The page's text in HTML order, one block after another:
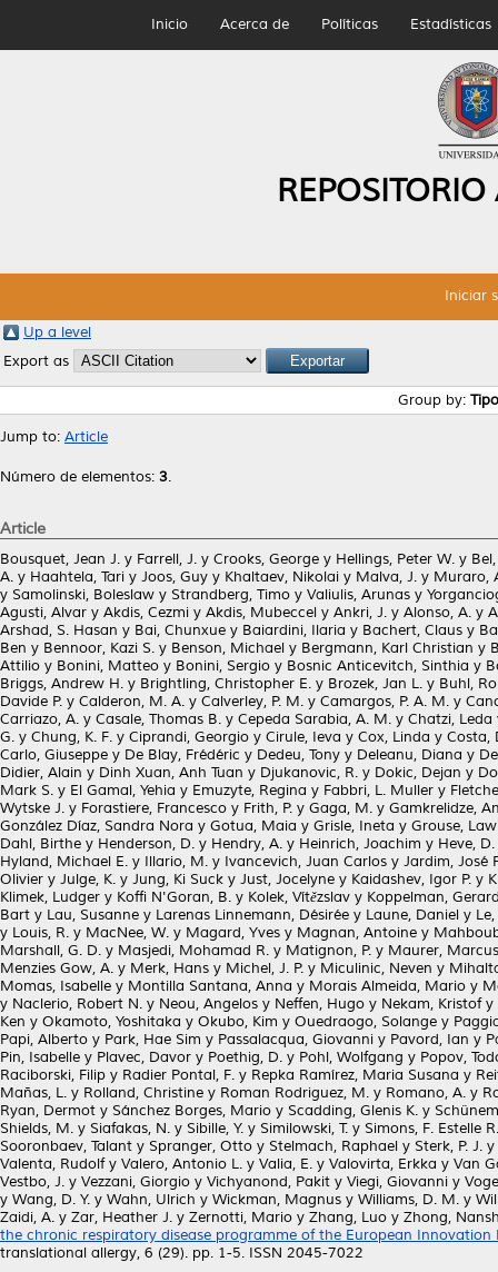
Inicio Acerca de Políticas Estadísticas
Iniciar
Up a level
Export as
Group by:
Jump to: Article
Número de elementos: 3.
Article
Bousquet, Jean J. y Farrell, J. y Crooks, George y Hellings, Peter W. y
A. y Haahtela, Tari y Joos, Guy y Khaltaev, Nikolai y Malva, J. y Muraro,
y Samolinski, Boleslaw y Strandberg, Timo y Valiulis, Arunas y
Agusti, Alvar y Akdis, Cezmi y Akdis, Mubeccel y Ankri, J. y Alonso, A. y
Arshad, S. Hasan y Bai, Chunxue y Baiardini, Ilaria y Bachert, Claus y
Ben y Bennoor, Kazi S. y Benson, Michael y Bergmann, Karl Christian y
Attilio y Bonini, Matteo y Bonini, Sergio y Bosnic Anticevitch, Sinthia y
Briggs, Andrew H. y Brightling, Christopher E. y Brozek, Jan L. y Buhl,
Davide P. y Calderon, M. A. y Calverley, P. M. y Camargos, P. A. M. y
Carriazo, A. y Casale, Thomas B. y Cepeda Sarabia, A. M. y Chatzi, Leda
G. y Chung, K. F. y Ciprandi, Georgio y Cirule, Ieva y Cox, Linda y Costa,
Carlo, Giuseppe y De Blay, Frédéric y Dedeu, Tony y Deleanu, Diana y
Didier, Alain y Dinh Xuan, Anh Tuan y Djukanovic, R. y Dokic, Dejan y
Mark S. y El Gamal, Yehia y Emuzyte, Regina y Fabbri, L. Muller y
Wytske J. y Forastiere, Francesco y Frith, P. y Gaga, M. y Gamkrelidze,
González Díaz, Sandra Nora y Gotua, Maia y Grisle, Ineta y Grouse,
Dahl, Birthe y Henderson, D. y Hendry, A. y Heinrich, Joachim y Heve, D.
Hyland, Michael E. y Illario, M. y Ivancevich, Juan Carlos y Jardim, José
Olivier y Julge, K. y Jung, Ki Suck y Just, Jocelyne y Kaidashev, Igor P. y
Klimek, Ludger y Koffi N'Goran, B. y Kolek, Vítězslav y Koppelman,
Bart y Lau, Susanne y Larenas Linnemann, Désirée y Laune, Daniel y Le,
y Louis, R. y MacNee, W. y Magard, Yves y Magnan, Antoine y
Marshall, G. D. y Masjedi, Mohamad R. y Matignon, P. y Maurer, Marcus
Menzies Gow, A. y Merk, Hans y Michel, J. P. y Miculinic, Neven y
Momas, Isabelle y Montilla Santana, Anna y Morais Almeida, Mario y
y Naclerio, Robert N. y Neou, Angelos y Neffen, Hugo y Nekam, Kristofy
Ken y Okamoto, Yoshitaka y Okubo, Kim y Ouedraogo, Solange y
Papi, Alberto y Park, Hae Sim y Passalacqua, Giovanni y Pavord, Ian y
Pin, Isabelle y Plavec, Davor y Poethig, D. y Pohl, Wolfgang y Popov,
Raciborski, Filip y Radier Pontal, F. y Repka Ramírez, Maria Susana y
Mañas, L. y Rolland, Christine y Roman Rodriguez, M. y Romano, A. y
Ryan, Dermot y Sánchez Borges, Mario y Scadding, Glenis K. y
Shields, M. y Siafakas, N. y Sibille, Y. y Similowski, T. y Simons, F. Estelle R.
Sooronbaev, Talant y Spranger, Otto y Stelmach, Raphael y Sterk, P. J. y
Valenta, Rudolfy Valero, Antonio L. y Valia, E. y Valovirta, Erkka y Van
Vestbo, J. y Vezzani, Giorgio y Vichyanond, Pakit y Viegi, Giovanni y
y Wang, D. Y. y Wahn, Ulrich y Wickman, Magnus y Williams, D. M. y
Zaidi, A. y Zar, Heather J. y Zernotti, Mario y Zhang, Luo y Zhong,
the chronic respiratory disease programme of the European
translational allergy, 6 (29). pp. 1-5. ISSN 2045-7022